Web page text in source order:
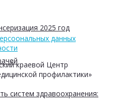
2025 год
систем здравоохранения:
данных
краевой Центр
профилактики»